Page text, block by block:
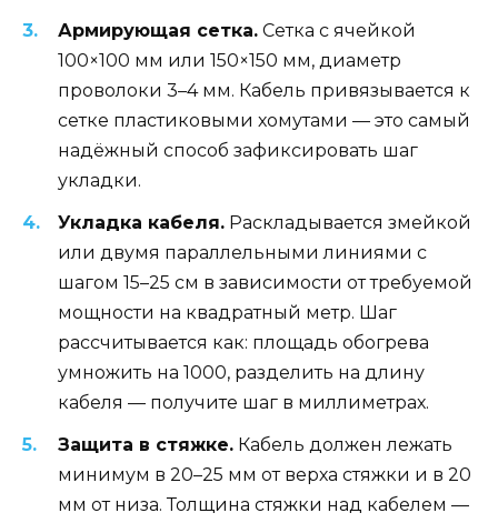
Армирующая сетка. Сетка с ячейкой
100×100 мм или 150×150 мм, диаметр
проволоки 3–4 мм. Кабель привязывается к
сетке пластиковыми хомутами — это самый
надёжный способ зафиксировать шаг
укладки.
Укладка кабеля. Раскладывается змейкой
или двумя параллельными линиями с
шагом 15–25 см в зависимости от требуемой
мощности на квадратный метр. Шаг
рассчитывается как: площадь обогрева
умножить на 1000, разделить на длину
кабеля — получите шаг в миллиметрах.
Защита в стяжке. Кабель должен лежать
минимум в 20–25 мм от верха стяжки и в 20
мм от низа. Толщина стяжки над кабелем —